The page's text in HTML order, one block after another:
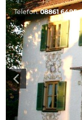
Telefon:08861 6495